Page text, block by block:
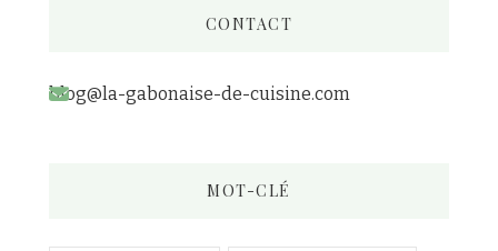
CONTACT
blog@la-gabonaise-de-cuisine.com
MOT-CLÉ